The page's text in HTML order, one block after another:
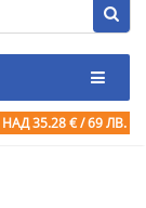
НАД 35.28 € / 69 ЛВ.